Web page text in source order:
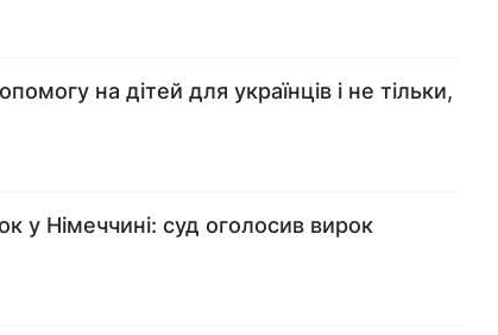
на дітей для українців і не тільки,
у Німеччині: суд оголосив вирок